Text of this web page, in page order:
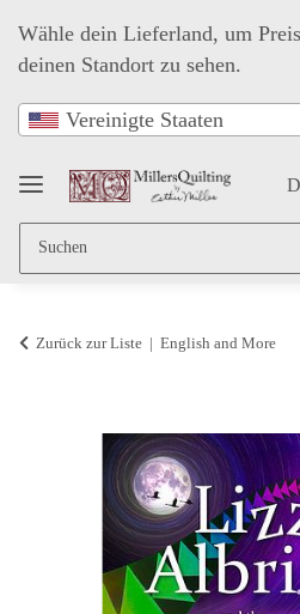
Wähle dein Lieferland, um
deinen Standort zu sehen.
Vereinigte Staaten
Zurück zur Liste English and More